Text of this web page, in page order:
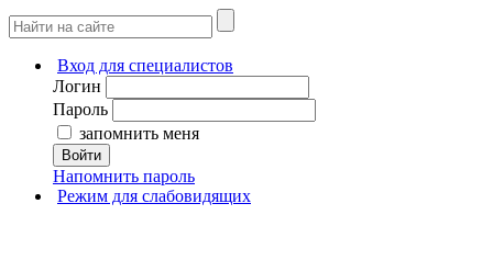
Вход для специалистов
Логин
Пароль
запомнить меня
Войти
Напомнить пароль
Режим для слабовидящих